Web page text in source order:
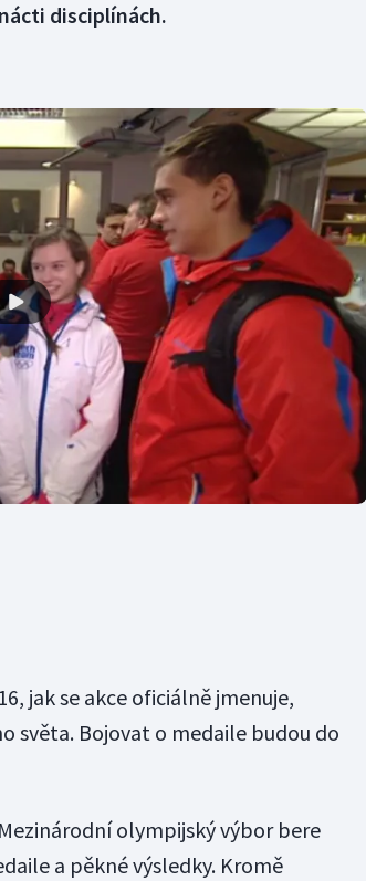
disciplínách.
jak se akce oficiálně jmenuje,
světa. Bojovat o medaile budou do
olympijský výbor bere
a pěkné výsledky. Kromě